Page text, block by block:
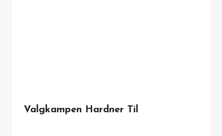
Valgkampen Hardner Til